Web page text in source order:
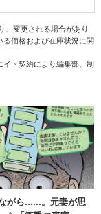
、変更される場合があり
価格および在庫状況に関
ト契約により編集部、制